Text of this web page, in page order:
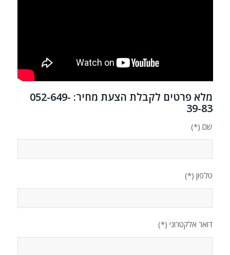
מלא פרטים לקבלת הצעת מחיר: 052-649-
39-83
שם (*)
טלפון (*)
דואר אלקטרוני (*)